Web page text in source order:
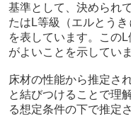
基準として、決められ
たはL等級（エルとう
を表しています。この
がよいことを示していま
床材の性能から推定さ
と結びつけることで理
る想定条件の下で推定